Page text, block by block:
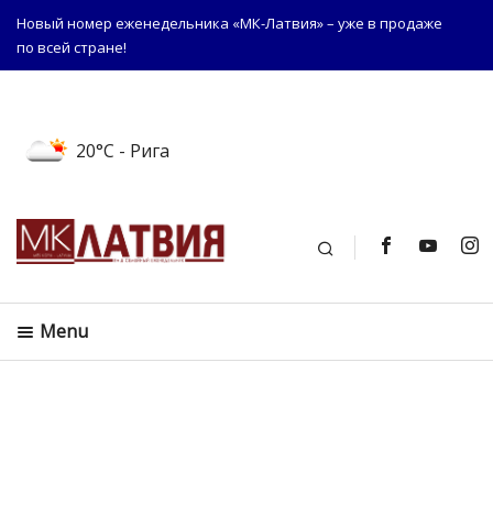
Новый номер еженедельника «МК-Латвия» – уже в продаже
по всей стране!
20°C - Рига
Поиск
Menu